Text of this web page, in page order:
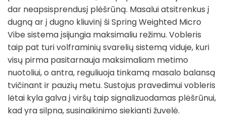
dar neapsisprendusį plėšrūną. Masalui atsitrenkus į
dugną ar į dugno kliuvinį ši Spring Weighted Micro
Vibe sistema įsijungia maksimaliu režimu. Vobleris
taip pat turi volframinių svarelių sistemą viduje, kuri
visų pirma pasitarnauja maksimaliam metimo
nuotoliui, o antra, reguliuoja tinkamą masalo balansą
tvičinant ir pauzių metu. Sustojus pravedimui vobleris
lėtai kyla galva į viršų taip signalizuodamas plėšrūnui,
kad yra silpna, susinaikinimo siekianti žuvelė.